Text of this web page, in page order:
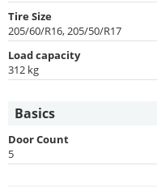
Tire Size
205/60/R16, 205/50/R17
Load capacity
312 kg
Basics
Door Count
5